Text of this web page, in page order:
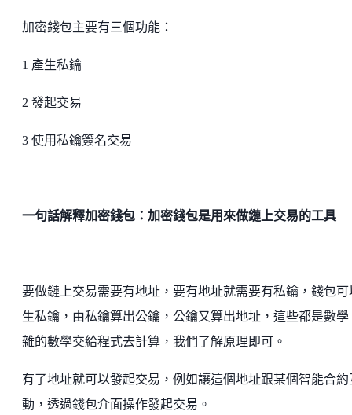
加密錢包主要有三個功能：
1 產生私鑰
2 發起交易
3 使用私鑰簽名交易
一句話解釋加密錢包：加密錢包是用來做鏈上交易的工具
要做鏈上交易需要有地址，要有地址就需要有私鑰，錢包可
生私鑰，由私鑰算出公鑰，公鑰又算出地址，這些都是數學
雜的數學交給程式去計算，我們了解原理即可。
有了地址就可以發起交易，例如讓這個地址跟某個智能合約
動，透過錢包介面操作發起交易。